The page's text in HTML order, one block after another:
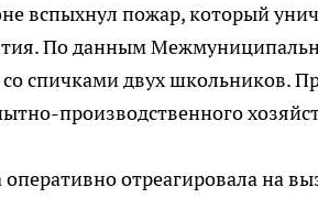
вспыхнул пожар, который
По данным
спичками двух школьников.
производственного
отреагировала на